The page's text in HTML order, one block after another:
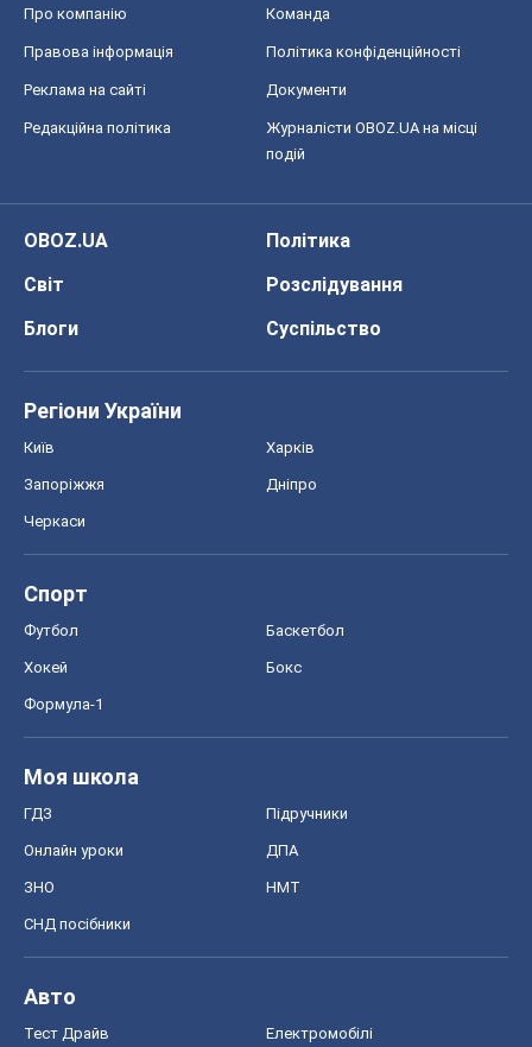
Про компанію Команда
Правова інформація Політика конфіденційності
Реклама на сайті Документи
Редакційна політика
Журналісти OBOZ.UA на місці
подій
OBOZ.UA
Політика
Світ
Розслідування
Блоги
Суспільство
Регіони України
Київ Харків
Запоріжжя Дніпро
Черкаси
Спорт
Футбол Баскетбол
Хокей Бокс
Формула-1
Моя школа
ГДЗ Підручники
Онлайн уроки ДПА
ЗНО НМТ
СНД посібники
Авто
Тест Драйв Електромобілі